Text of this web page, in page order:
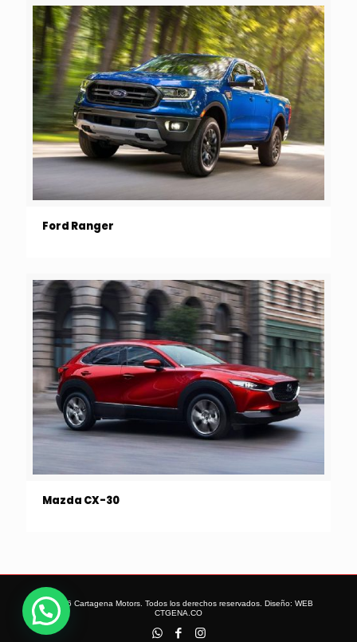
Ford Ranger
Mazda CX-30
© 2026 Cartagena Motors. Todos los derechos reservados. Diseño: WEB
CTGENA.CO